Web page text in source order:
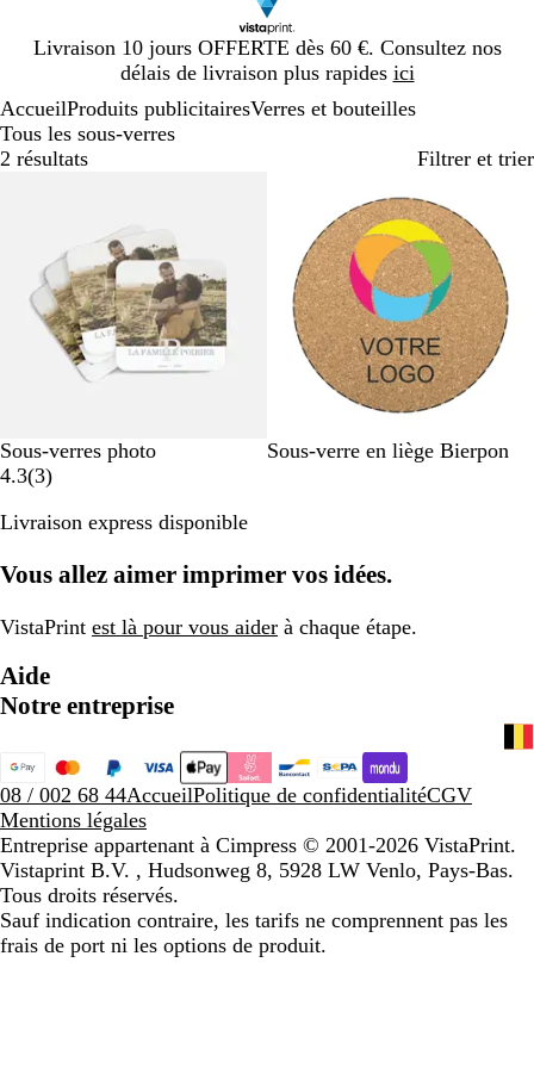
Livraison 10 jours OFFERTE dès 60 €. Consultez nos
délais de livraison plus rapides ici
Diapositive
1
AccueilProduits publicitairesVerres et bouteilles
Tous les sous-verres
2 résultats
Filtrer et trier
#
e
e
e
Sous-verres photo
4.3(3a
i
)
Livraison express disponible
B
Sous-verre en liège Bierpon
Vous allez aimer imprimer vos idées.
VistaPrint est là pour vous aider à chaque étape.
Aide
Notre entreprise
08 / 002 68 44AccueilPolitique de confidentialitéCGV
Mentions légales
Entreprise appartenant à Cimpress © 2001-2026 VistaPrint.
Vistaprint B.V. , Hudsonweg 8, 5928 LW Venlo, Pays-Bas.
Tous droits réservés.
Sauf indication contraire, les tarifs ne comprennent pas les
frais de port ni les options de produit.